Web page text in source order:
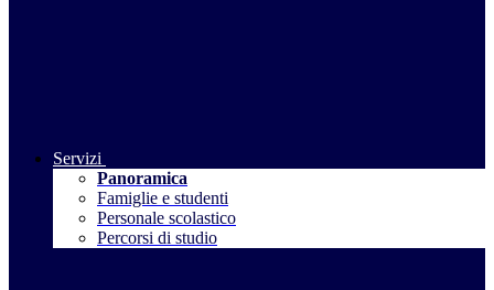
Servizi
Panoramica
Famiglie e studenti
Personale scolastico
Percorsi di studio